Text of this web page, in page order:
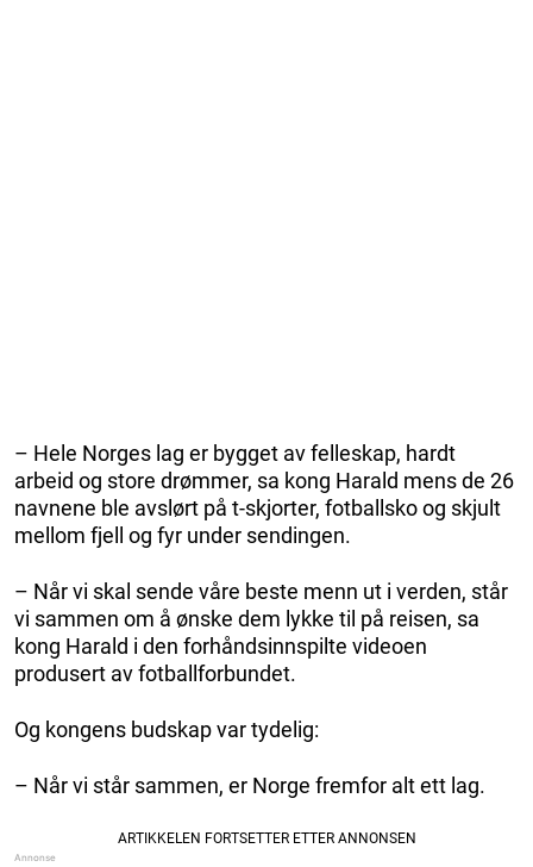
– Hele Norges lag er bygget av felleskap, hardt
arbeid og store drømmer, sa kong Harald mens de 26
navnene ble avslørt på t-skjorter, fotballsko og skjult
mellom fjell og fyr under sendingen.
– Når vi skal sende våre beste menn ut i verden, står
vi sammen om å ønske dem lykke til på reisen, sa
kong Harald i den forhåndsinnspilte videoen
produsert av fotballforbundet.
Og kongens budskap var tydelig:
– Når vi står sammen, er Norge fremfor alt ett lag.